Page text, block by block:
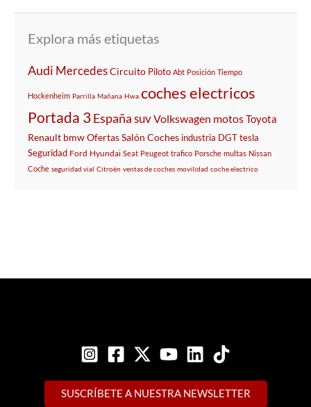
Explora más etiquetas
Audi MercedesCircuito Piloto Abt Posición Tiempo
Hockenheim Parrilla Mañana Hwa coches electricos
Portada 3España suvVolkswagen motosToyota
Renault bmwOfertasSalón Coches industria DGT tesla
Seguridad Ford Hyundai Seat Peugeot trafico Porsche multas Nissan
Coche seguridad vial Citroën ventas de coches movilidad coche electrico
SUSCRÍBETE A NUESTRA NEWSLETTER